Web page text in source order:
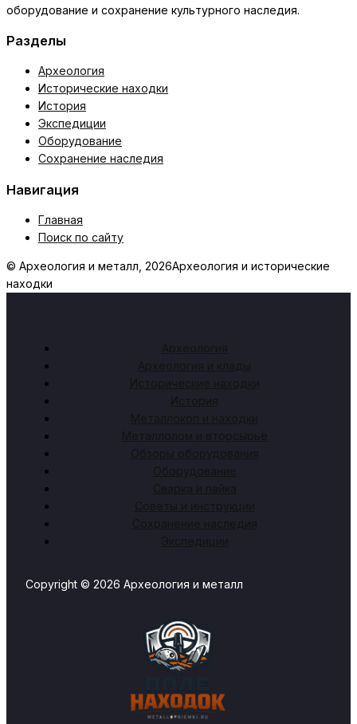
оборудование и сохранение культурного наследия.
Разделы
Археология
Исторические находки
История
Экспедиции
Оборудование
Сохранение наследия
Навигация
Главная
Поиск по сайту
© Археология и металл, 2026Археология и исторические
находки
Археология
Археология и клады
Исторические находки
История
Металлокоп и находки
Металлолом и вторсырьё
Обзоры оборудования
Оборудование
Сварка и пайка
Советы и инструкции
Сохранение наследия
Экспедиции
Copyright © 2026 Археология и металл